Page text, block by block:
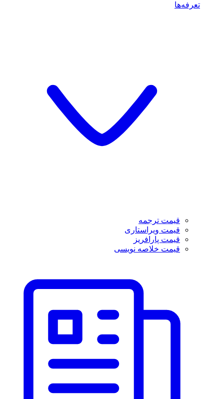
تعرفه‌ها
قیمت ترجمه
قیمت ویراستاری
قیمت پارافریز
قیمت خلاصه نویسی